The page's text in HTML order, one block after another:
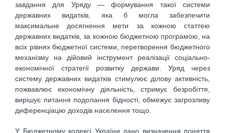
завдання для Уряду — формування такої системи
державних видатків, яка б могла забезпечити
максимальне досягнення мети за кожною статтею
державних видатків, за кожною бюджетною програмою, на
всіх рівнях бюджетної системи, перетворення бюджетного
механізму на дійовий інструмент реалізації соціально-
економічної стратегії розвитку держави. Уряд через
систему державних видатків стимулює ділову активність,
пожвавлює економічну діяльність, стримує безробіття,
вирішує питання подолання бідності, обмежує загрозливу
диференціацію доходів населення тощо.
У Бюджетному кодексі України дано визначення поняття